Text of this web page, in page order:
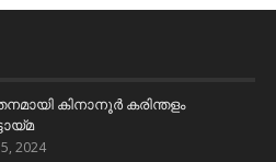
കിനാനൂർ കരിന്തളം
2024